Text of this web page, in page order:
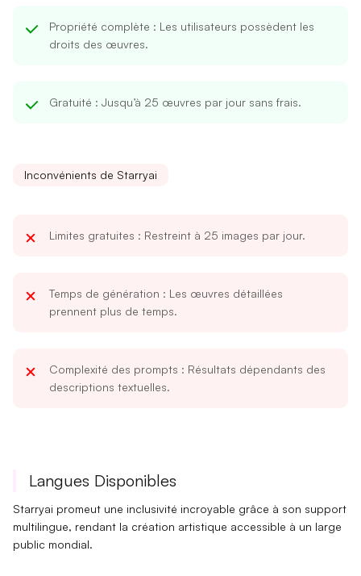
Propriété complète : Les utilisateurs possèdent les
droits des œuvres.
Gratuité : Jusqu’à 25 œuvres par jour sans frais.
Inconvénients de Starryai
Limites gratuites : Restreint à 25 images par jour.
Temps de génération : Les œuvres détaillées
prennent plus de temps.
Complexité des prompts : Résultats dépendants des
descriptions textuelles.
Langues Disponibles
Starryai promeut une inclusivité incroyable grâce à son support
multilingue, rendant la création artistique accessible à un large
public mondial.